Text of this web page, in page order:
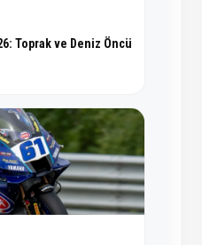
Toprak ve Deniz Öncü